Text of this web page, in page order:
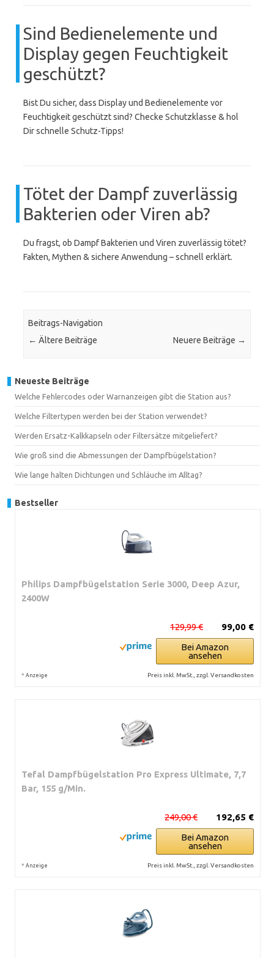
Sind Bedienelemente und
Display gegen Feuchtigkeit
geschützt?
Bist Du sicher, dass Display und Bedienelemente vor
Feuchtigkeit geschützt sind? Checke Schutzklasse & hol
Dir schnelle Schutz-Tipps!
Tötet der Dampf zuverlässig
Bakterien oder Viren ab?
Du fragst, ob Dampf Bakterien und Viren zuverlässig tötet?
Fakten, Mythen & sichere Anwendung – schnell erklärt.
Beitrags-Navigation
← Ältere Beiträge Neuere Beiträge →
Neueste Beiträge
Welche Fehlercodes oder Warnanzeigen gibt die Station aus?
Welche Filtertypen werden bei der Station verwendet?
Werden Ersatz-Kalkkapseln oder Filtersätze mitgeliefert?
Wie groß sind die Abmessungen der Dampfbügelstation?
Wie lange halten Dichtungen und Schläuche im Alltag?
Bestseller
Philips Dampfbügelstation Serie 3000, Deep Azur,
2400W
99,00 €
129,99 €
Bei Amazon
ansehen
* Anzeige Preis inkl. MwSt., zzgl. Versandkosten
Tefal Dampfbügelstation Pro Express Ultimate, 7,7
Bar, 155 g/Min.
192,65 €
249,00 €
Bei Amazon
ansehen
* Anzeige Preis inkl. MwSt., zzgl. Versandkosten